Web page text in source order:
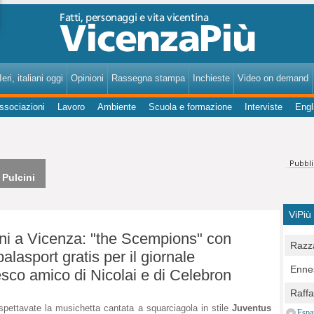
italiani oggi Opinioni Rassegna stampa Inchieste Video on demand
Lavoro Ambiente Scuola e formazione Interviste
Pulcini
a Vicenza: "the Scempions" con
gratis per il giornale
amico di Nicolai e di Celebron
la musichetta cantata a squarciagola in stile Juventus
ViPiù
per
E